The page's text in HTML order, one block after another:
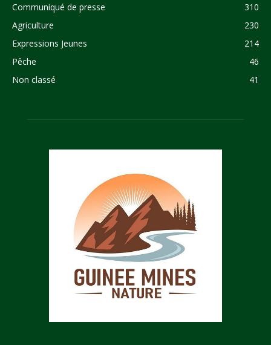
Communiqué de presse
310
Agriculture
230
Expressions Jeunes
214
Pêche
46
Non classé
41